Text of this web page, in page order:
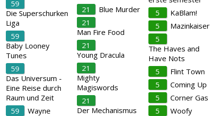
59
Die Superschurken
Liga
59
Baby Looney
Tunes
59
Das Universum -
Eine Reise durch
Raum und Zeit
59
Wayne
21
Blue Murder
21
Man Fire Food
21
Young Dracula
21
Mighty
Magiswords
21
Der Mechanismus
5
KaBlam!
5
Mazinkaiser
5
The Haves and
Have Nots
5
Flint Town
5
Coming Up
5
Corner Gas
5
Woofy